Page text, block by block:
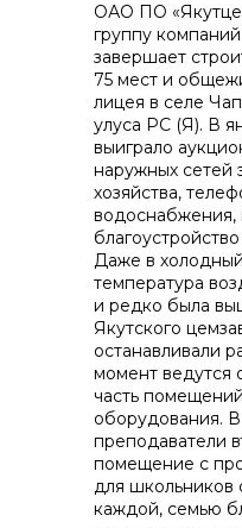
Контакты
+7 (423) 234
ОАО ПО
группу
завершает
75 мест и
лицея в селе
улуса РС (Я). В
выиграло
наружных сетей
хозяйства,
водоснабжения,
Даже в
температура
и редко была
Якутского
останавливали
момент ведутся
часть
оборудования.
преподаватели
помещение с
для школьников
каждой, семью